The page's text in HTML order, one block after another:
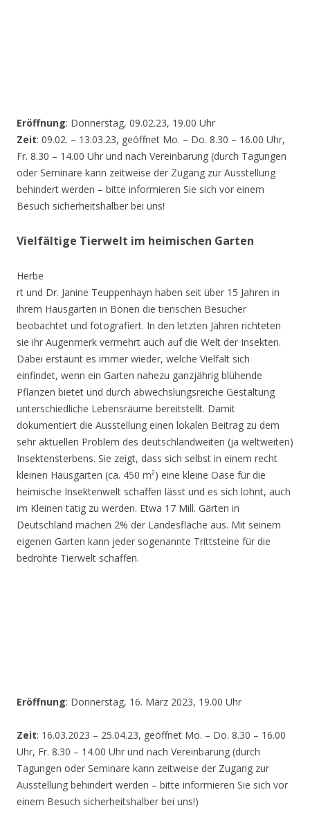
Eröffnung: Donnerstag, 09.02.23, 19.00 Uhr
Zeit: 09.02. – 13.03.23, geöffnet Mo. – Do. 8.30 – 16.00 Uhr,
Fr. 8.30 – 14.00 Uhr und nach Vereinbarung (durch Tagungen
oder Seminare kann zeitweise der Zugang zur Ausstellung
behindert werden – bitte informieren Sie sich vor einem
Besuch sicherheitshalber bei uns!
Vielfältige Tierwelt im heimischen Garten
Herbe
rt und Dr. Janine Teuppenhayn haben seit über 15 Jahren in
ihrem Hausgarten in Bönen die tierischen Besucher
beobachtet und fotografiert. In den letzten Jahren richteten
sie ihr Augenmerk vermehrt auch auf die Welt der Insekten.
Dabei erstaunt es immer wieder, welche Vielfalt sich
einfindet, wenn ein Garten nahezu ganzjährig blühende
Pflanzen bietet und durch abwechslungsreiche Gestaltung
unterschiedliche Lebensräume bereitstellt. Damit
dokumentiert die Ausstellung einen lokalen Beitrag zu dem
sehr aktuellen Problem des deutschlandweiten (ja weltweiten)
Insektensterbens. Sie zeigt, dass sich selbst in einem recht
kleinen Hausgarten (ca. 450 m²) eine kleine Oase für die
heimische Insektenwelt schaffen lässt und es sich lohnt, auch
im Kleinen tätig zu werden. Etwa 17 Mill. Gärten in
Deutschland machen 2% der Landesfläche aus. Mit seinem
eigenen Garten kann jeder sogenannte Trittsteine für die
bedrohte Tierwelt schaffen.
Eröffnung: Donnerstag, 16. März 2023, 19.00 Uhr
Zeit: 16.03.2023 – 25.04.23, geöffnet Mo. – Do. 8.30 – 16.00
Uhr, Fr. 8.30 – 14.00 Uhr und nach Vereinbarung (durch
Tagungen oder Seminare kann zeitweise der Zugang zur
Ausstellung behindert werden – bitte informieren Sie sich vor
einem Besuch sicherheitshalber bei uns!)